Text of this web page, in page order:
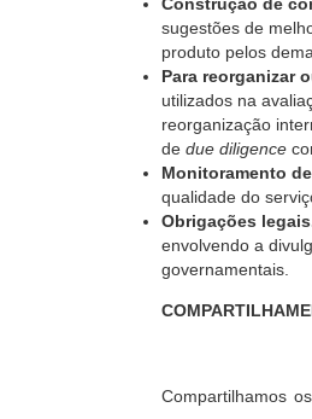
sugestões de
produto pelos
Para reorganizar
utilizados na
reorganização
de due diligence
Monitoramento
qualidade do
Obrigações
envolvendo a
governamentais.
Compartilhamos